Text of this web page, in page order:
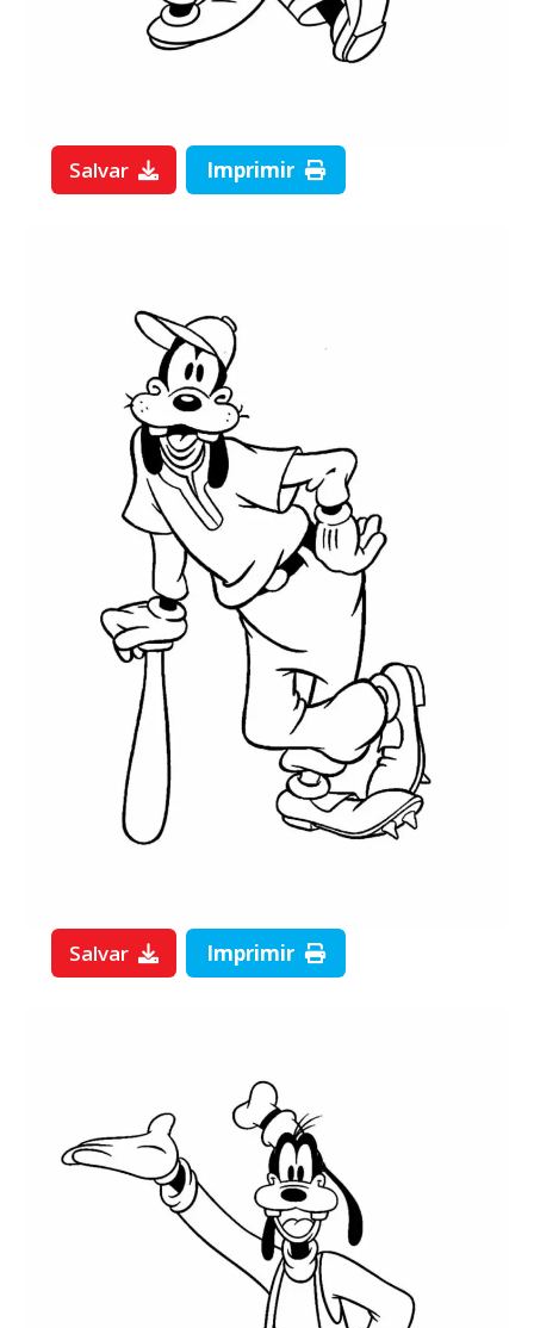
Salvar Imprimir
Salvar Imprimir